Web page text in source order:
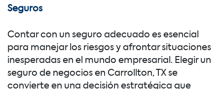
Seguros
Contar con un seguro adecuado es esencial
para manejar los riesgos y afrontar situaciones
inesperadas en el mundo empresarial. Elegir un
seguro de negocios en Carrollton, TX se
convierte en una decisión estratégica que